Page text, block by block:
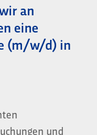
an
eine
(m/w/d) in
und